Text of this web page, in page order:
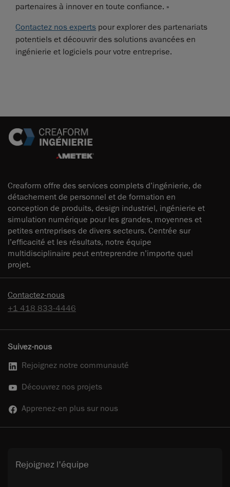
partenaires à innover en toute confiance. »
Contactez nos experts pour explorer des partenariats
potentiels et découvrir des solutions avancées en
ingénierie et logiciels pour votre entreprise.
Creaform offre des services complets d’ingénierie, de
détachement de personnel et de formation en
conception de produits, design industriel, ingénierie et
simulation numérique pour les grandes, moyennes et
petites entreprises de divers secteurs. Centrée sur
l’efficacité et les résultats, notre équipe
multidisciplinaire peut entreprendre n’importe quel
projet.
Contactez-nous
+1 418 833-4446
Suivez-nous
Rejoignez notre communauté
Découvrez nos projets
Apprenez-en plus sur nous
Rejoignez l'équipe